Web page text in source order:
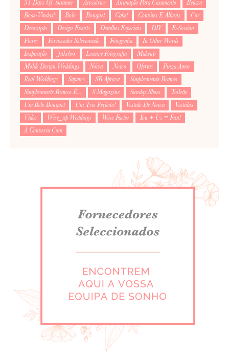
31 Days Of Summer Acessórios Animação Para Casamento
Beleza
Boas-Vindas!
Bolo Bouquet Cake! Convites E Álbuns
Cor
Decoração
Design Events Detalhes Especiais DIY
E-Session
Flores
Fornecedor Selecionado Fotografia
In Other Words
Inspiração
Jukebox Lounge Fotografia
Makeup
Molde Design Weddings
Noiva Noivo Ofertas
Pinga Amor
Real Weddings
Sapatos SB Aprova
Simplesmente Branco
Simplesmente Branco É...
S Magazine Sunday Shoes
Toilette
Um Belo Bouquet
Um Trio Perfeito! Vestido De Noiva
Vestidus
Video
Wise_up Weddings Wow Factor
You + Us = Fun!
À Conversa Com